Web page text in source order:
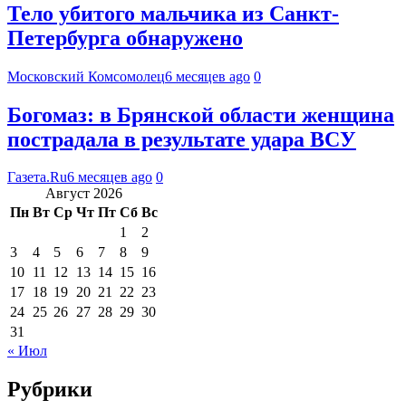
Тело убитого мальчика из Санкт-
Петербурга обнаружено
Московский Комсомолец6 месяцев ago 0
Богомаз: в Брянской области женщина
пострадала в результате удара ВСУ
Газета.Ru6 месяцев ago 0
Август 2026
Пн Вт Ср Чт Пт Сб Вс
1
2
3
4 5 6 7 8
9
10 11 12 13 14 15 16
17 18 19 20 21 22 23
24 25 26 27 28 29 30
31
« Июл
Рубрики